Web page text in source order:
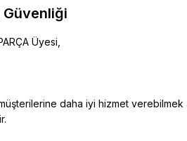
Güvenliği
Üyesi,
daha iyi hizmet